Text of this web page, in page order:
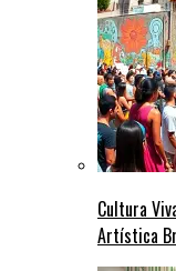
Cultura
Artística